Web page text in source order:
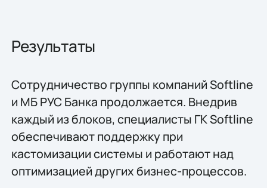
Результаты
Сотрудничество группы компаний Softline
и МБ РУС Банка продолжается. Внедрив
каждый из блоков, специалисты ГК Softline
обеспечивают поддержку при
кастомизации системы и работают над
оптимизацией других бизнес-процессов.